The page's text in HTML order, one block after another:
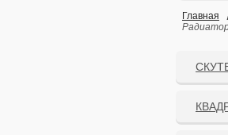
Главная